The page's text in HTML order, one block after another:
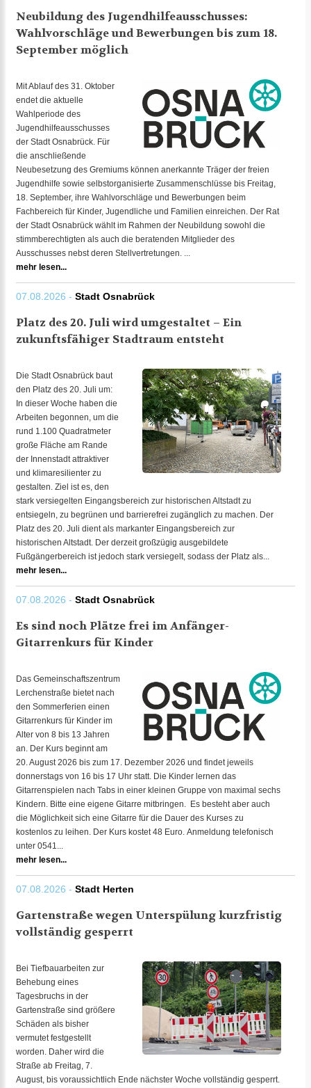
Neubildung des Jugendhilfeausschusses:
Wahlvorschläge und Bewerbungen bis zum 18.
September möglich
Mit Ablauf des 31. Oktober
endet die aktuelle
Wahlperiode des
Jugendhilfeausschusses
der Stadt Osnabrück. Für
die anschließende
Neubesetzung des Gremiums können anerkannte Träger der freien
Jugendhilfe sowie selbstorganisierte Zusammenschlüsse bis Freitag,
18. September, ihre Wahlvorschläge und Bewerbungen beim
Fachbereich für Kinder, Jugendliche und Familien einreichen. Der Rat
der Stadt Osnabrück wählt im Rahmen der Neubildung sowohl die
stimmberechtigten als auch die beratenden Mitglieder des
Ausschusses nebst deren Stellvertretungen. ...
mehr lesen...
07.08.2026 - Stadt Osnabrück
Platz des 20. Juli wird umgestaltet – Ein
zukunftsfähiger Stadtraum entsteht
Die Stadt Osnabrück baut
den Platz des 20. Juli um:
In dieser Woche haben die
Arbeiten begonnen, um die
rund 1.100 Quadratmeter
große Fläche am Rande
der Innenstadt attraktiver
und klimaresilienter zu
gestalten. Ziel ist es, den
stark versiegelten Eingangsbereich zur historischen Altstadt zu
entsiegeln, zu begrünen und barrierefrei zugänglich zu machen. Der
Platz des 20. Juli dient als markanter Eingangsbereich zur
historischen Altstadt. Der derzeit großzügig ausgebildete
Fußgängerbereich ist jedoch stark versiegelt, sodass der Platz als...
mehr lesen...
07.08.2026 - Stadt Osnabrück
Es sind noch Plätze frei im Anfänger-
Gitarrenkurs für Kinder
Das Gemeinschaftszentrum
Lerchenstraße bietet nach
den Sommerferien einen
Gitarrenkurs für Kinder im
Alter von 8 bis 13 Jahren
an. Der Kurs beginnt am
20. August 2026 bis zum 17. Dezember 2026 und findet jeweils
donnerstags von 16 bis 17 Uhr statt. Die Kinder lernen das
Gitarrenspielen nach Tabs in einer kleinen Gruppe von maximal sechs
Kindern. Bitte eine eigene Gitarre mitbringen. Es besteht aber auch
die Möglichkeit sich eine Gitarre für die Dauer des Kurses zu
kostenlos zu leihen. Der Kurs kostet 48 Euro. Anmeldung telefonisch
unter 0541...
mehr lesen...
07.08.2026 - Stadt Herten
Gartenstraße wegen Unterspülung kurzfristig
vollständig gesperrt
Bei Tiefbauarbeiten zur
Behebung eines
Tagesbruchs in der
Gartenstraße sind größere
Schäden als bisher
vermutet festgestellt
worden. Daher wird die
Straße ab Freitag, 7.
August, bis voraussichtlich Ende nächster Woche vollständig gesperrt.